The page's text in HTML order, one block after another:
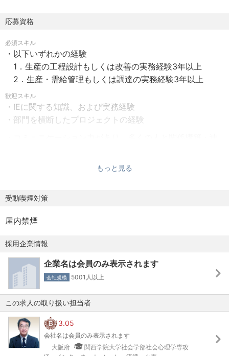
ルに応じた生産能力の向上やコストダウンのための課題を
・グローバル拠点を含めた、全社生産システムの本質課題
の抽出や生産性向上課題の実践
【仕事の魅力】
・多様な事業を展開している当該企業で、光学フィルム、
医療機器、バイオ・医薬関連品など分野の異なる製品の生
産プロセス設計・改善に携われる
・多くの関係者と協働しながら活動を推進するため、マネ
応募資格
必須スキル
・以下いずれかの経験
1．生産の工程設計もしくは改善の実務経験3年以上
2．生産・需給管理もしくは調達の実務経験3年以上
歓迎スキル
・IEに関する知識、および実務経験
・部門を横断したプロジェクトの経験
・知見のない領域テーマでも臆せず、チャレンジの機会と
に自分の意見を発信できる方
もっと見る
受動喫煙対策
屋内禁煙
採用企業情報
企業名は会員のみ表示されます
会社規模 5001人以上
この求人の取り扱い担当者
3.05
会社名は会員のみ表示されます
大阪府
関西学院大学社会学部社会心理学専攻